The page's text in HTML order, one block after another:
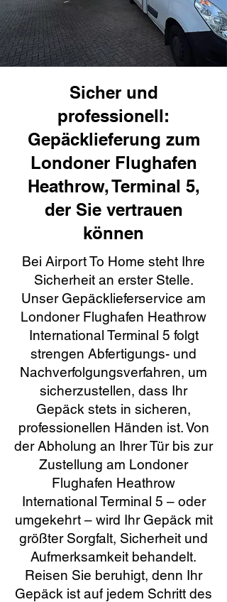
Sicher und
professionell:
Gepäcklieferung zum
Londoner Flughafen
Heathrow, Terminal 5,
der Sie vertrauen
können
Bei Airport To Home steht Ihre
Sicherheit an erster Stelle.
Unser Gepäcklieferservice am
Londoner Flughafen Heathrow
International Terminal 5 folgt
strengen Abfertigungs- und
Nachverfolgungsverfahren, um
sicherzustellen, dass Ihr
Gepäck stets in sicheren,
professionellen Händen ist. Von
der Abholung an Ihrer Tür bis zur
Zustellung am Londoner
Flughafen Heathrow
International Terminal 5 – oder
umgekehrt – wird Ihr Gepäck mit
größter Sorgfalt, Sicherheit und
Aufmerksamkeit behandelt.
Reisen Sie beruhigt, denn Ihr
Gepäck ist auf jedem Schritt des